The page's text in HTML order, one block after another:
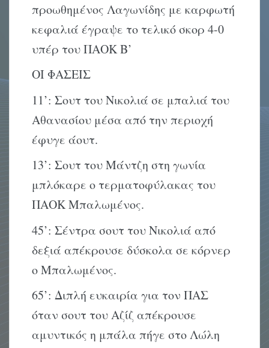
προωθημένος Λαγωνίδης με καρφωτή
κεφαλιά έγραψε το τελικό σκορ 4-0
υπέρ του ΠΑΟΚ Β’
ΟΙ ΦΑΣΕΙΣ
11’: Σουτ του Νικολιά σε μπαλιά του
Αθανασίου μέσα από την περιοχή
έφυγε άουτ.
13’: Σουτ του Μάντζη στη γωνία
μπλόκαρε ο τερματοφύλακας του
ΠΑΟΚ Μπαλωμένος.
45’: Σέντρα σουτ του Νικολιά από
δεξιά απέκρουσε δύσκολα σε κόρνερ
ο Μπαλωμένος.
65’: Διπλή ευκαιρία για τον ΠΑΣ
όταν σουτ του Αζίζ απέκρουσε
αμυντικός η μπάλα πήγε στο Λώλη